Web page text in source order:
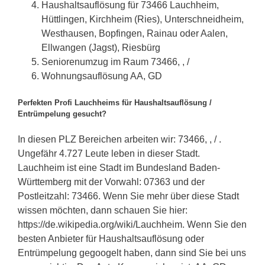
Haushaltsauflösung für 73466 Lauchheim,
Hüttlingen, Kirchheim (Ries), Unterschneidheim,
Westhausen, Bopfingen, Rainau oder Aalen,
Ellwangen (Jagst), Riesbürg
Seniorenumzug im Raum 73466, , /
Wohnungsauflösung AA, GD
Perfekten Profi Lauchheims für Haushaltsauflösung /
Entrümpelung gesucht?
In diesen PLZ Bereichen arbeiten wir: 73466, , / .
Ungefähr 4.727 Leute leben in dieser Stadt.
Lauchheim ist eine Stadt im Bundesland Baden-
Württemberg mit der Vorwahl: 07363 und der
Postleitzahl: 73466. Wenn Sie mehr über diese Stadt
wissen möchten, dann schauen Sie hier:
https://de.wikipedia.org/wiki/Lauchheim. Wenn Sie den
besten Anbieter für Haushaltsauflösung oder
Entrümpelung gegoogelt haben, dann sind Sie bei uns